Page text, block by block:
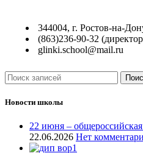
344004, г. Ростов-на-
(863)236-90-32
glinki.school@mail.ru
Новости школы
22 июня –
22.06.2026 Нет